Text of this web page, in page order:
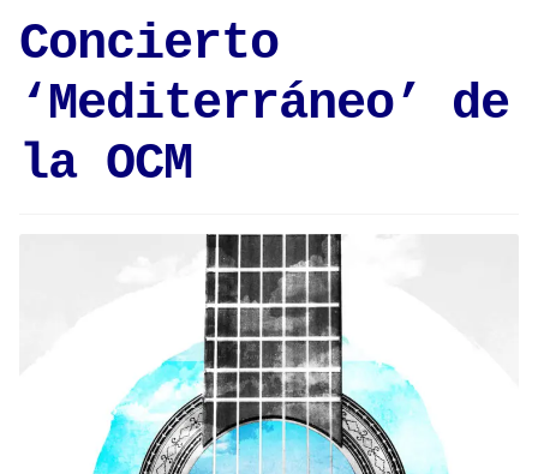
Concierto
‘Mediterráneo’ de
la OCM